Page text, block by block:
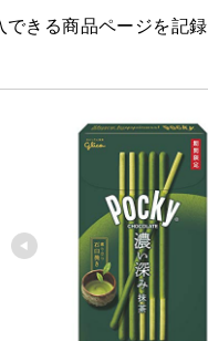
きる商品ページを記録